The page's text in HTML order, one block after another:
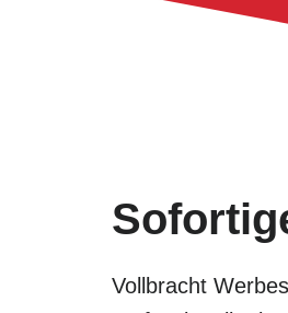
Vollbracht